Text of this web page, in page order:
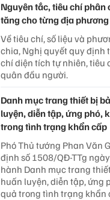
Nguyên tắc, tiêu chí
tăng cho từng địa phương
Về tiêu chí, số liệu và
chia, Nghị quyết quy định
chí diện tích tự nhiên, tiêu
quân đầu người.
Danh mục trang thiết bị
luyện, diễn tập, ứng phó,
trong tình trạng khẩn cấp
Phó Thủ tướng Phan Văn
định số 1508/QĐ-TTg
hành Danh mục trang
huấn luyện, diễn tập, ứng
quả trong tình trạng khẩn